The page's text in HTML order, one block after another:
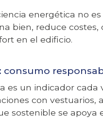
energética no
bien, reduce
en el edificio.
consumo
es un indicador cada
con vestuarios,
sostenible se apoya